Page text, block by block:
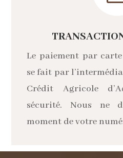
Le paiement par
se fait par
Crédit Agricole
sécurité. Nous ne
moment de votre